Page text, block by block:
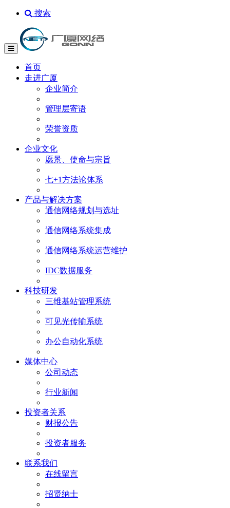
搜索
首页
走进广厦
企业简介
管理层寄语
荣誉资质
企业文化
愿景、使命与宗旨
七+1方法论体系
产品与解决方案
通信网络规划与选址
通信网络系统集成
通信网络系统运营维护
IDC数据服务
科技研发
三维基站管理系统
可见光传输系统
办公自动化系统
媒体中心
公司动态
行业新闻
投资者关系
财报公告
投资者服务
联系我们
在线留言
招贤纳士